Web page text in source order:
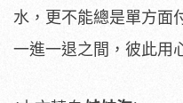
水，更不能總是單方面
一進一退之間，彼此用